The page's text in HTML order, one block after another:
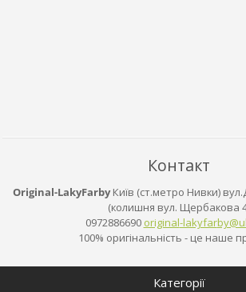
Контакт
Original-LakyFarby Київ (ст.метро Нивки)
(колишня вул. Щербакова
0972886690 original-lakyfar
100% оригінальність - це наше
Категорії